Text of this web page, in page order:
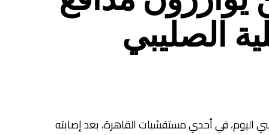
الصليبي
اليوم، في أحدي مستفشيات القاهرة، بعد إصابته